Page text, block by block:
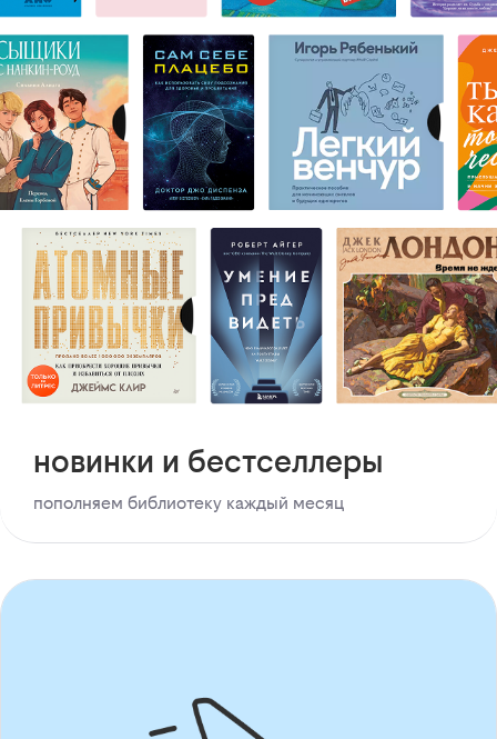
новинки и бестселлеры
пополняем библиотеку каждый месяц